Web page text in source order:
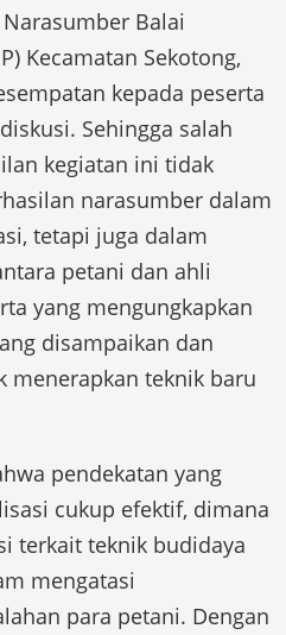
Balai
Kecamatan Sekotong,
kepada peserta
Sehingga salah
kegiatan ini tidak
narasumber dalam
tetapi juga dalam
petani dan ahli
yang mengungkapkan
disampaikan dan
menerapkan teknik baru
pendekatan yang
cukup efektif, dimana
terkait teknik budidaya
mengatasi
para petani. Dengan